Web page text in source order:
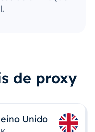
de proxy
Unido